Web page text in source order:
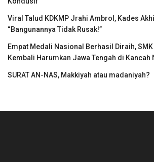
Viral Talud KDKMP Jrahi Ambrol, Kades
“Bangunannya Tidak Rusak!”
Empat Medali Nasional Berhasil Diraih,
Kembali Harumkan Jawa Tengah di Kancah
SURAT AN-NAS, Makkiyah atau madaniyah?